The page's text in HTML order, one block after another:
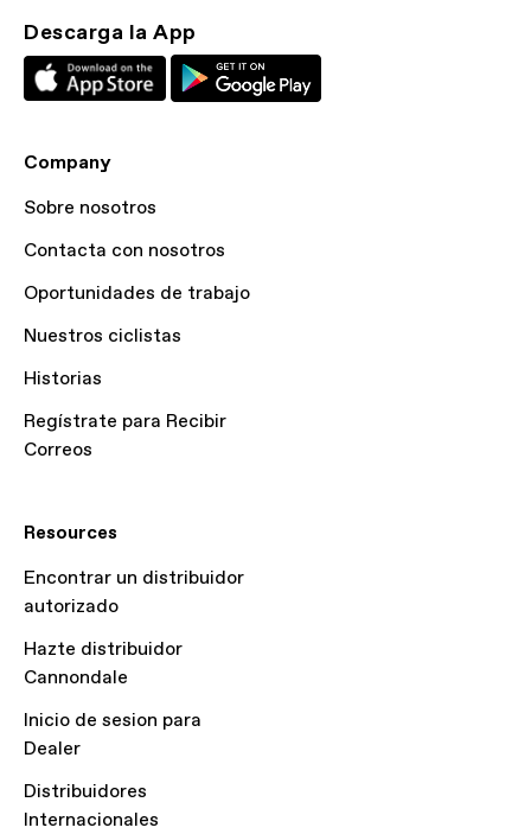
Descarga la App
Company
Sobre nosotros
Contacta con nosotros
Oportunidades de trabajo
Nuestros ciclistas
Historias
Regístrate para Recibir
Correos
Resources
Encontrar un distribuidor
autorizado
Hazte distribuidor
Cannondale
Inicio de sesion para
Dealer
Distribuidores
Internacionales